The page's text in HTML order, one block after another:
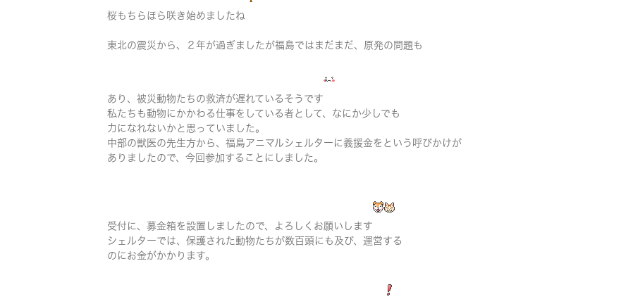
桜もちらほら咲き始めましたね
東北の震災から、２年が過ぎましたが福島ではまだまだ、原発の問題も
あり、被災動物たちの救済が遅れているそうです
私たちも動物にかかわる仕事をしている者として、なにか少しでも
力になれないかと思っていました。
中部の獣医の先生方から、福島アニマルシェルターに義援金をという呼びかけが
ありましたので、今回参加することにしました。
受付に、募金箱を設置しましたので、よろしくお願いします
シェルターでは、保護された動物たちが数百頭にも及び、運営する
のにお金がかかります。